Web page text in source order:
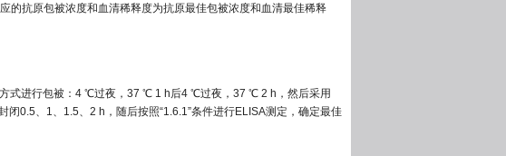
的抗原包被浓度和血清稀释度为抗原最佳包被浓度和血清最佳稀释
式进行包被：4 ℃过夜，37 ℃ 1 h后4 ℃过夜，37 ℃ 2 h，然后采用
0.5、1、1.5、2 h，随后按照“1.6.1”条件进行ELISA测定，确定最佳